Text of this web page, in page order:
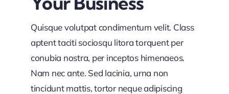
Quisque volutpat condimentum velit. Class
aptent taciti sociosqu litora torquent per
conubia nostra, per inceptos himenaeos.
Nam nec ante. Sed lacinia, urna non
tincidunt mattis, tortor neque adipiscing